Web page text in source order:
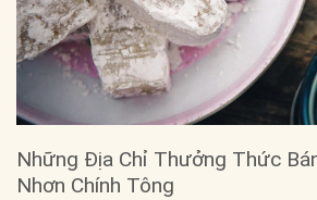
Những Địa Chỉ Thưởng Thức
Nhơn Chính Tông